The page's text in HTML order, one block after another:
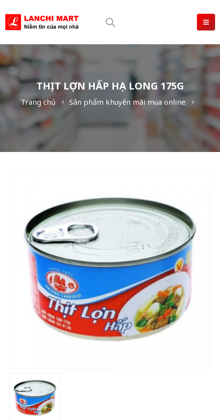
THỊT LỢN HẤP HẠ LONG 175G
Trang chủ Sản phẩm khuyến mãi mua online